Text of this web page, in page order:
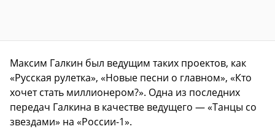
Максим Галкин был ведущим таких проектов, как
«Русская рулетка», «Новые песни о главном», «Кто
хочет стать миллионером?». Одна из последних
передач Галкина в качестве ведущего — «Танцы со
звездами» на «России-1».